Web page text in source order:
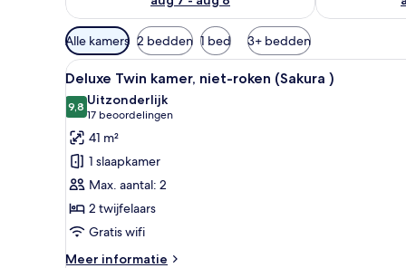
Beschikbare
filters
voor
kamers
Alle kamers 2 bedden 1 bed 3+ bedden
Alle
foto's
voor
Deluxe
Twin
kamer,
niet-
roken
(Sakura
)
Een moderne hotelkamer
8
Deluxe Twin kamer, niet-roken (Sakura )
9,89,8 van 10
Uitzonderlijk
17 beoordelingen
(17
beoordelingen)
41 m²
1 slaapkamer
Max. aantal: 2
2 twijfelaars
Gratis wifi
Meer informatie
Meer